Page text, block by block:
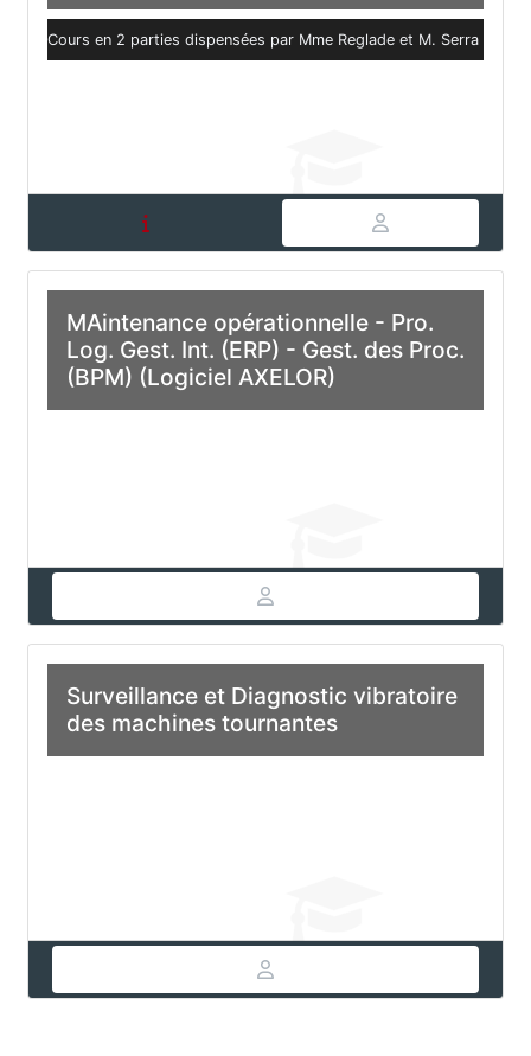
Cours en 2 parties dispensées par Mme Reglade et M. Serra
MAintenance opérationnelle - Pro.
Log. Gest. Int. (ERP) - Gest. des Proc.
(BPM) (Logiciel AXELOR)
Surveillance et Diagnostic vibratoire
des machines tournantes